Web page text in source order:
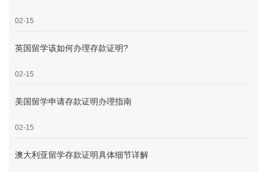
02-15
英国留学该如何办理存款证明?
02-15
美国留学申请存款证明办理指南
02-15
澳大利亚留学存款证明具体细节详解